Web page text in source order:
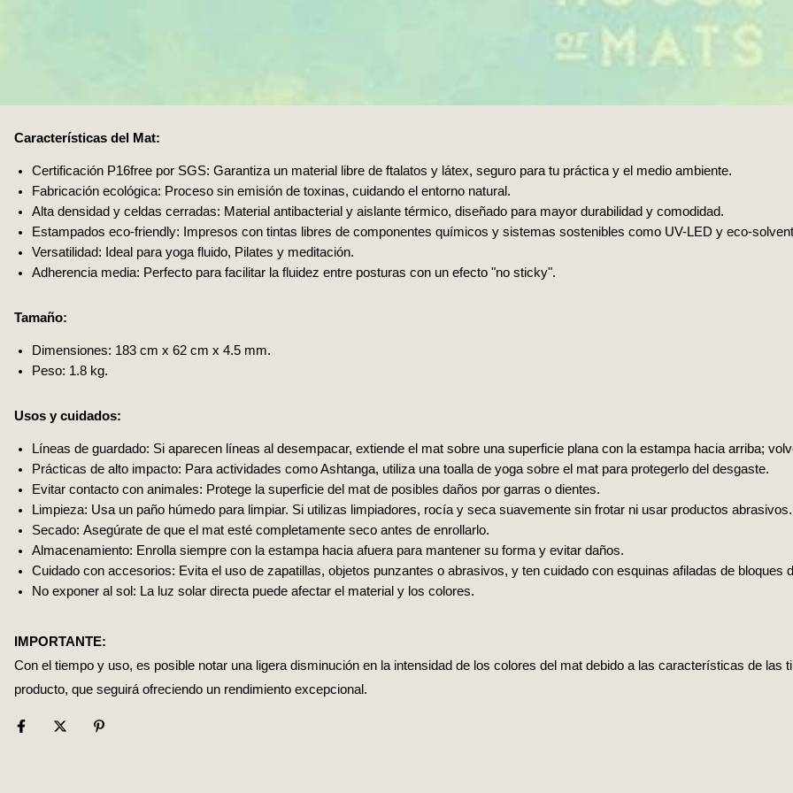
Características del Mat:
Certificación P16free por SGS: Garantiza un material libre de ftalatos y látex, seguro para tu práctica y el medio ambiente.
Fabricación ecológica: Proceso sin emisión de toxinas, cuidando el entorno natural.
Alta densidad y celdas cerradas: Material antibacterial y aislante térmico, diseñado para mayor durabilidad y comodidad.
Estampados eco-friendly: Impresos con tintas libres de componentes químicos y sistemas sostenibles como UV-LED y eco-
Versatilidad: Ideal para yoga fluido, Pilates y meditación.
Adherencia media: Perfecto para facilitar la fluidez entre posturas con un efecto "no sticky".
Tamaño:
Dimensiones: 183 cm x 62 cm x 4.5 mm.
Peso: 1.8 kg.
Usos y cuidados:
Líneas de guardado: Si aparecen líneas al desempacar, extiende el mat sobre una superficie plana con la estampa hacia arriba;
Prácticas de alto impacto: Para actividades como Ashtanga, utiliza una toalla de yoga sobre el mat para protegerlo del desgaste.
Evitar contacto con animales: Protege la superficie del mat de posibles daños por garras o dientes.
Limpieza: Usa un paño húmedo para limpiar. Si utilizas limpiadores, rocía y seca suavemente sin frotar ni usar productos abrasivos.
Secado: Asegúrate de que el mat esté completamente seco antes de enrollarlo.
Almacenamiento: Enrolla siempre con la estampa hacia afuera para mantener su forma y evitar daños.
Cuidado con accesorios: Evita el uso de zapatillas, objetos punzantes o abrasivos, y ten cuidado con esquinas afiladas de bloques
No exponer al sol: La luz solar directa puede afectar el material y los colores.
IMPORTANTE:
Con el tiempo y uso, es posible notar una ligera disminución en la intensidad de los colores del mat debido a las características de las
producto, que seguirá ofreciendo un rendimiento excepcional.